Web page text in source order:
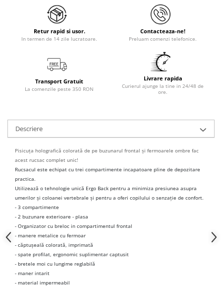
Retur rapid si usor.
In termen de 14 zile lucratoare.
Contacteaza-ne!
Preluam comenzi telefonice.
Transport Gratuit
La comenzile peste 350 RON
Livrare rapida
Curierul ajunge la tine in 24/48 de
ore.
Descriere
Pisicuța holografică colorată de pe buzunarul frontal și fermoarele ombre fac
acest rucsac complet unic!
Rucsacul este echipat cu trei compartimente incapatoare pline de depozitare
practica.
Utilizează o tehnologie unică Ergo Back pentru a minimiza presiunea asupra
umerilor și coloanei vertebrale și pentru a oferi copilului o senzație de confort.
- 3 compartimente
- 2 buzunare exterioare - plasa
- Organizator cu breloc in compartimentul frontal
- manere metalice cu fermoar
- căptușeală colorată, imprimată
- spate profilat, ergonomic suplimentar captusit
- bretele moi cu lungime reglabilă
- maner intarit
- material impermeabil